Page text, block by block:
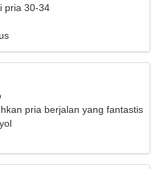
pria 30-34
pria berjalan yang fantastis